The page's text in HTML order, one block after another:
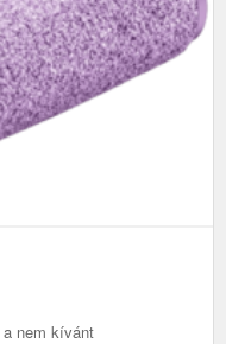
nem kívánt